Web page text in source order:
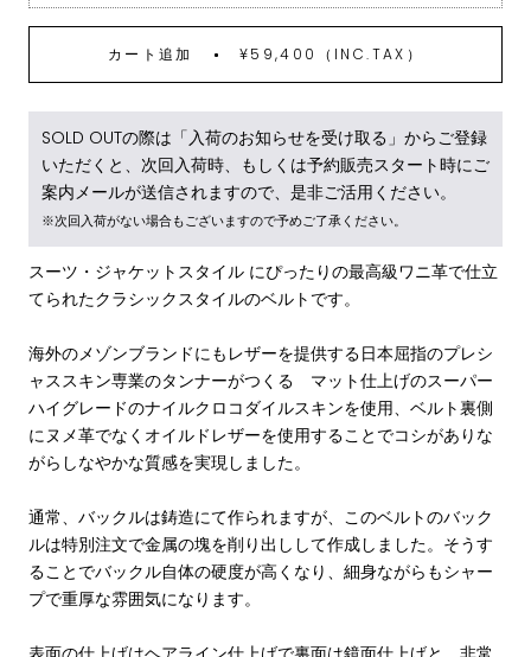
カート追加 ¥59,400（INC.TAX）
SOLD OUTの際は「入荷のお知らせを受け取る」からご登録
いただくと、次回入荷時、もしくは予約販売スタート時にご
案内メールが送信されますので、是非ご活用ください。
※次回入荷がない場合もございますので予めご了承ください。
スーツ・ジャケットスタイル にぴったりの最高級ワニ革で仕立
てられたクラシックスタイルのベルトです。
海外のメゾンブランドにもレザーを提供する日本屈指のプレシ
ャススキン専業のタンナーがつくる マット仕上げのスーパー
ハイグレードのナイルクロコダイルスキンを使用、ベルト裏側
にヌメ革でなくオイルドレザーを使用することでコシがありな
がらしなやかな質感を実現しました。
通常、バックルは鋳造にて作られますが、このベルトのバック
ルは特別注文で金属の塊を削り出しして作成しました。そうす
ることでバックル自体の硬度が高くなり、細身ながらもシャー
プで重厚な雰囲気になります。